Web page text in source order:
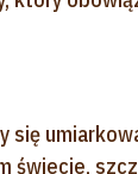
się
świecie,